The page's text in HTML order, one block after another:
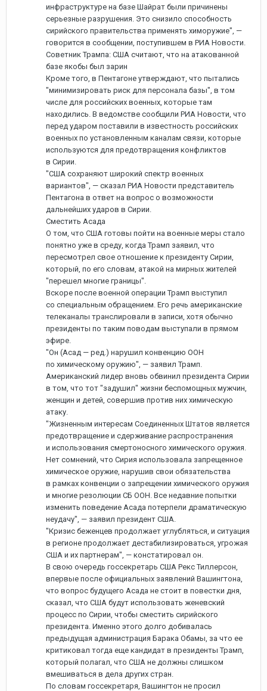
инфраструктуре на базе Шайрат были причинены
серьезные разрушения. Это снизило способность
сирийского правительства применять химоружие", —
говорится в сообщении, поступившем в РИА Новости.
Советник Трампа: США считают, что на атакованной
базе якобы был зарин
Кроме того, в Пентагоне утверждают, что пытались
"минимизировать риск для персонала базы", в том
числе для российских военных, которые там
находились. В ведомстве сообщили РИА Новости, что
перед ударом поставили в известность российских
военных по установленным каналам связи, которые
используются для предотвращения конфликтов
в Сирии.
"США сохраняют широкий спектр военных
вариантов", — сказал РИА Новости представитель
Пентагона в ответ на вопрос о возможности
дальнейших ударов в Сирии.
Сместить Асада
О том, что США готовы пойти на военные меры стало
понятно уже в среду, когда Трамп заявил, что
пересмотрел свое отношение к президенту Сирии,
который, по его словам, атакой на мирных жителей
"перешел многие границы".
Вскоре после военной операции Трамп выступил
со специальным обращением. Его речь американские
телеканалы транслировали в записи, хотя обычно
президенты по таким поводам выступали в прямом
эфире.
"Он (Асад — ред.) нарушил конвенцию ООН
по химическому оружию", — заявил Трамп.
Американский лидер вновь обвинил президента Сирии
в том, что тот "задушил" жизни беспомощных мужчин,
женщин и детей, совершив против них химическую
атаку.
"Жизненным интересам Соединенных Штатов является
предотвращение и сдерживание распространения
и использования смертоносного химического оружия.
Нет сомнений, что Сирия использовала запрещенное
химическое оружие, нарушив свои обязательства
в рамках конвенции о запрещении химического оружия
и многие резолюции СБ ООН. Все недавние попытки
изменить поведение Асада потерпели драматическую
неудачу", — заявил президент США.
"Кризис беженцев продолжает углубляться, и ситуация
в регионе продолжает дестабилизироваться, угрожая
США и их партнерам", — констатировал он.
В свою очередь госсекретарь США Рекс Тиллерсон,
впервые после официальных заявлений Вашингтона,
что вопрос будущего Асада не стоит в повестки дня,
сказал, что США будут использовать женевский
процесс по Сирии, чтобы сместить сирийского
президента. Именно этого долго добивалась
предыдущая администрация Барака Обамы, за что ее
критиковал тогда еще кандидат в президенты Трамп,
который полагал, что США не должны слишком
вмешиваться в дела других стран.
По словам госсекретаря, Вашингтон не просил